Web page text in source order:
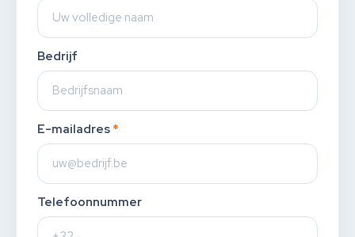
Bedrijf
E-mailadres *
Telefoonnummer